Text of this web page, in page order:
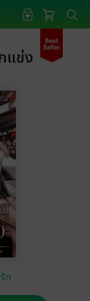
แข่ง
ก